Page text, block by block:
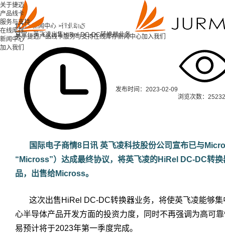
关于捷迈产品线卡服务与支持在线库存新闻中心加入我们
关于捷迈
产品线卡
服务与支持
在线库存
新闻中心
加入我们
首页 >新闻中心 >行业动态
官宣：英飞凌出售HiRel DC-DC转换器业务
发布时间：2023-02-09
浏览次数：
国际电子商情8日讯 英飞凌科技股份公司宣布已与
“Micross”）达成最终协议，将英飞凌的HiRel DC-DC转
品，出售给Micross。
这次出售HiRel DC-DC转换器业务，将使英飞凌能够
心半导体产品开发方面的投资力度，同时不再强调为高可
易预计将于2023年第一季度完成。